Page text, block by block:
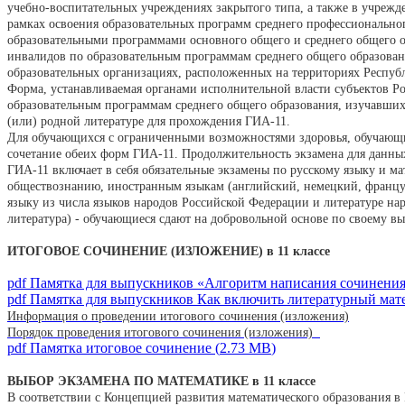
учебно-воспитательных учреждениях закрытого типа, а также в
рамках освоения образовательных программ среднего
образовательными программами основного общего и среднего
инвалидов по образовательным программам среднего общего
образовательных организациях, расположенных на территориях
Форма, устанавливаемая органами исполнительной власти субъектов
образовательным программам среднего общего образования,
(или) родной литературе для прохождения ГИА-11.
Для обучающихся с ограниченными возможностями здоровья,
сочетание обеих форм ГИА-11. Продолжительность экзамена для
ГИА-11 включает в себя обязательные экзамены по русскому языку и
обществознанию, иностранным языкам (английский, немецкий,
языку из числа языков народов Российской Федерации и литературе
литература) - обучающиеся сдают на добровольной основе по своему
ИТОГОВОЕ СОЧИНЕНИЕ (ИЗЛОЖЕНИЕ) в 11 классе
pdfПамятка для выпускников «Алгоритм написания
pdfПамятка для выпускников Как включить литературный
Информация о проведении итогового сочинения (изложения)
Порядок проведения итогового сочинения (изложения)
pdfПамятка итоговое сочинение (2.73 MB)
ВЫБОР ЭКЗАМЕНА ПО МАТЕМАТИКЕ в 11 классе
В соответствии с Концепцией развития математического